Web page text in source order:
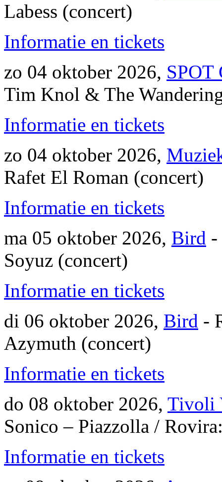
Labess (concert)
Informatie en tickets
zo 04 oktober 2026, SPOT
Tim Knol & The
Informatie en tickets
zo 04 oktober 2026,
Rafet El Roman (concert)
Informatie en tickets
ma 05 oktober 2026, Bird -
Soyuz (concert)
Informatie en tickets
di 06 oktober 2026, Bird -
Azymuth (concert)
Informatie en tickets
do 08 oktober 2026, Tivoli
Sonico – Piazzolla /
Informatie en tickets